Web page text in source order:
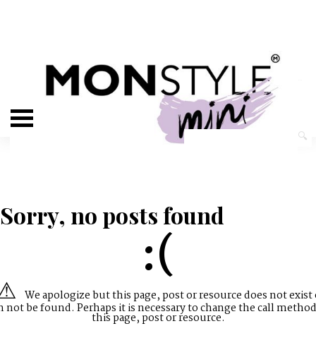
Sorry, no posts found
:(
We apologize but this page, post or resource does not exist
not be found. Perhaps it is necessary to change the call
this page, post or resource.